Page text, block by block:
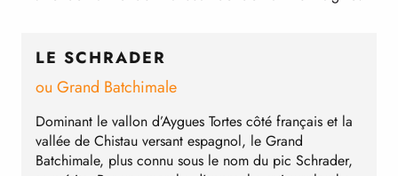
LE SCHRADER
ou Grand Batchimale
Dominant le vallon d’Aygues Tortes côté français et la
vallée de Chistau versant espagnol, le Grand
Batchimale, plus connu sous le nom du pic Schrader,